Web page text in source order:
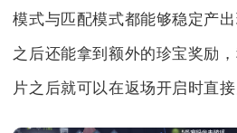
模式与匹配模式都能够稳定产
之后还能拿到额外的珍宝奖励
片之后就可以在返场开启时直接